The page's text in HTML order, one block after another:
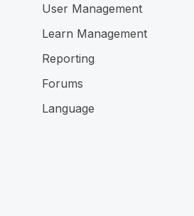
User Management
Learn Management
Reporting
Forums
Language